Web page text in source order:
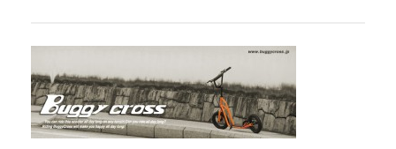
CART
マイアカウント（初回登録はこちら）
ウィッシュリスト
カートを見る
送料・お支払い・返品について